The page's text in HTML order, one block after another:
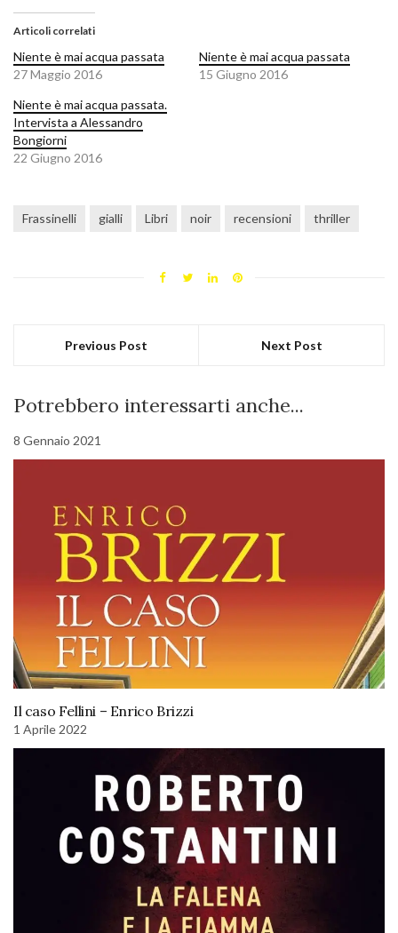
Articoli correlati
Niente è mai acqua passata
27 Maggio 2016
Niente è mai acqua passata
15 Giugno 2016
Niente è mai acqua passata.
Intervista a Alessandro
Bongiorni
22 Giugno 2016
Frassinelli gialli Libri noir recensioni thriller
Previous Post Next Post
Potrebbero interessarti anche...
8 Gennaio 2021
Il caso Fellini – Enrico Brizzi
1 Aprile 2022